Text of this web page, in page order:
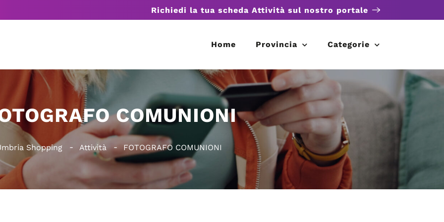
Richiedi la tua scheda Attività sul nostro portale
Home Provincia Categorie
COMUNIONI
Shopping Attività FOTOGRAFO COMUNIONI